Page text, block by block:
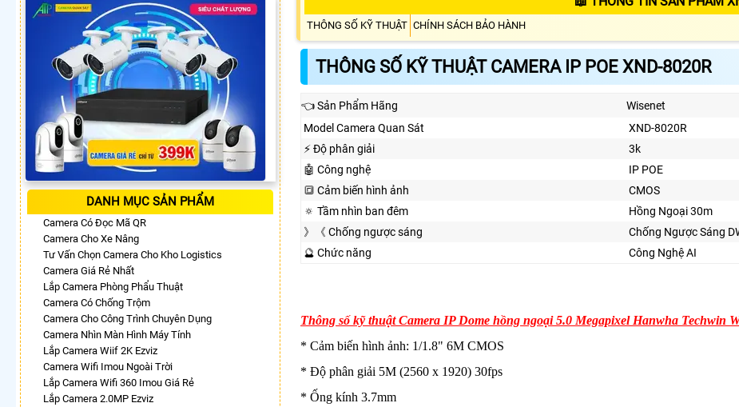
DANH MỤC SẢN PHẨM
Camera Có Đọc Mã QR
Camera Cho Xe Nâng
Tư Vấn Chọn Camera Cho Kho Logistics
Camera Giá Rẻ Nhất
Lắp Camera Phòng Phẩu Thuật
Camera Có Chống Trộm
Camera Cho Công Trình Chuyên Dụng
Camera Nhìn Màn Hình Máy Tính
Lắp Camera Wiif 2K Ezviz
Camera Wifi Imou Ngoài Trời
Lắp Camera Wifi 360 Imou Giá Rẻ
Lắp Camera 2.0MP Ezviz
THÔNG SỐ KỸ THUẬT CHÍNH SÁCH BẢO HÀNH
THÔNG SỐ KỸ THUẬT CAMERA IP POE XND-8020R
👈 Sản Phẩm Hãng
Wisenet
Model Camera Quan Sát
XND-8020R
️⚡ Độ phân giải
3k
🤖️ Công nghệ
IP POE
🔳 Cảm biến hình ảnh
CMOS
🔅 Tầm nhìn ban đêm
Hồng Ngoại 30m
》《 Chống ngược sáng
Chống Ngược Sáng
🔮 Chức năng
Công Nghệ AI
Thông số kỹ thuật Camera IP Dome hồng ngoại 5.0 Megapixel Hanwha Techwin
* Cảm biến hình ảnh: 1/1.8" 6M CMOS
* Độ phân giải 5M (2560 x 1920) 30fps
* Ống kính 3.7mm